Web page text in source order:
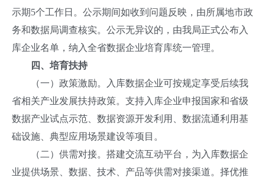
示期5个工作日。公示期间如收到问题反映，由所属地市政
务和数据局调查核实。公示无异议的，由我局正式公布入
库企业名单，纳入全省数据企业培育库统一管理。
四、培育扶持
（一）政策激励。入库数据企业可按规定享受后续我
省相关产业发展扶持政策。支持入库企业申报国家和省级
数据产业试点示范、数据资源开发利用、数据流通利用基
础设施、典型应用场景建设等项目。
（二）供需对接。搭建交流互动平台，为入库数据企
业提供场景、数据、技术、产品等供需对接渠道。择优推